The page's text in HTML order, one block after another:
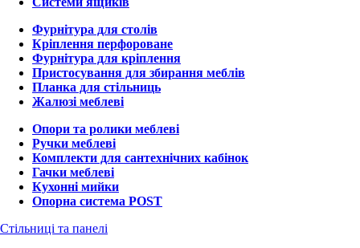
Фурнітура для столів
Кріплення перфороване
Фурнітура для кріплення
Пристосування для збирання меблів
Планка для стільниць
Жалюзі меблеві
Опори та ролики меблеві
Ручки меблеві
Комплекти для сантехнічних кабінок
Гачки меблеві
Кухонні мийки
Опорна система POST
Стільниці та панелі